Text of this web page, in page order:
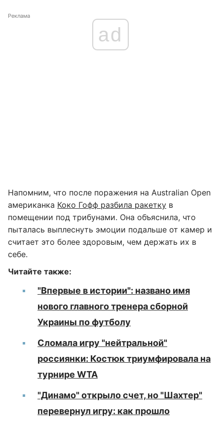
Реклама
ad
Напомним, что после поражения на Australian Open
американка Коко Гофф разбила ракетку в
помещении под трибунами. Она объяснила, что
пыталась выплеснуть эмоции подальше от камер и
считает это более здоровым, чем держать их в
себе.
Читайте также:
"Впервые в истории": названо имя
нового главного тренера сборной
Украины по футболу
Сломала игру "нейтральной"
россиянки: Костюк триумфировала на
турнире WTA
"Динамо" открыло счет, но "Шахтер"
перевернул игру: как прошло